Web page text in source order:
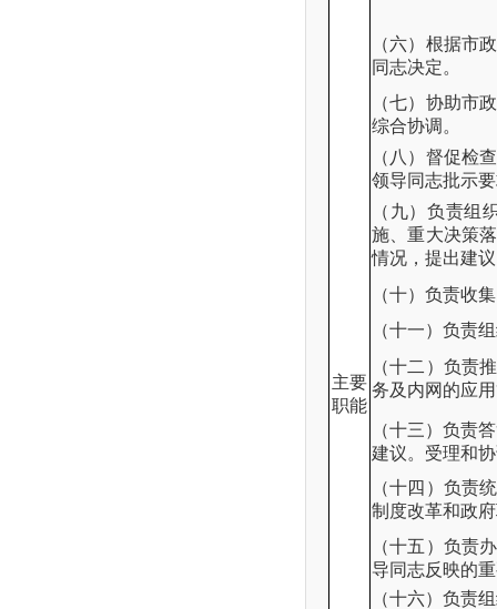
主要
职能
（六）根据市
同志决定。
（七）协助市
综合协调。
（八）督促检
领导同志批示
（九）负责组
施、重大决策
情况，提出建
（十）负责收
（十一）负责
（十二）负责
务及内网的应
（十三）负责
建议。受理和
（十四）负责
制度改革和政
（十五）负责
导同志反映的
（十六）负责